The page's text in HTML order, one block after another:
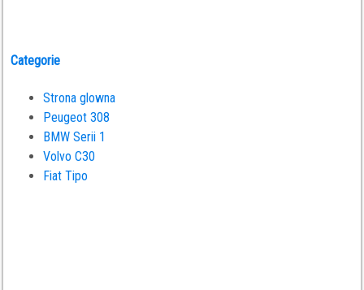
Categorie
Strona glowna
Peugeot 308
BMW Serii 1
Volvo C30
Fiat Tipo